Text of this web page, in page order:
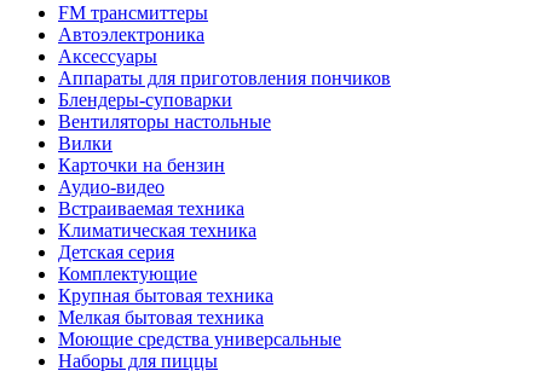
FM трансмиттеры
Автоэлектроника
Аксессуары
Аппараты для приготовления пончиков
Блендеры-суповарки
Вентиляторы настольные
Вилки
Карточки на бензин
Аудио-видео
Встраиваемая техника
Климатическая техника
Детская серия
Комплектующие
Крупная бытовая техника
Мелкая бытовая техника
Моющие средства универсальные
Наборы для пиццы